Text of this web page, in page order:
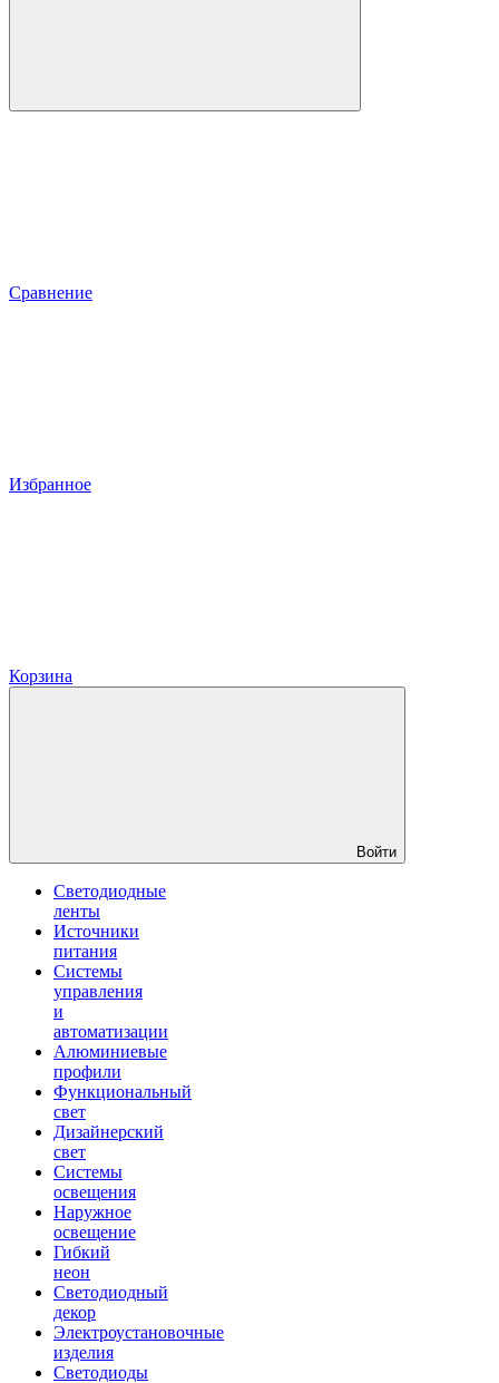
Сравнение
Избранное
Корзина
Войти
Светодиодные
ленты
Источники
питания
Системы
управления
и
автоматизации
Алюминиевые
профили
Функциональный
свет
Дизайнерский
свет
Системы
освещения
Наружное
освещение
Гибкий
неон
Светодиодный
декор
Электроустановочные
изделия
Светодиоды